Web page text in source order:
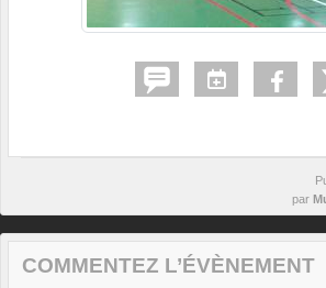
par
COMMENTEZ L’ÉVÈNEMENT